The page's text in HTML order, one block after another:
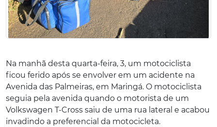
Na manhã desta quarta-feira, 3, um motociclista
ficou ferido após se envolver em um acidente na
Avenida das Palmeiras, em Maringá. O motociclista
seguia pela avenida quando o motorista de um
Volkswagen T-Cross saiu de uma rua lateral e acabou
invadindo a preferencial da motocicleta.